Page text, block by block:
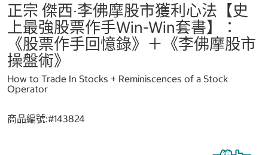
正宗 傑西‧李佛摩股市獲利心法【史
上最強股票作手Win-Win套書】：
《股票作手回憶錄》＋《李佛摩股市
操盤術》
How to Trade In Stocks + Reminiscences of a Stock
Operator
商品編號:#143824